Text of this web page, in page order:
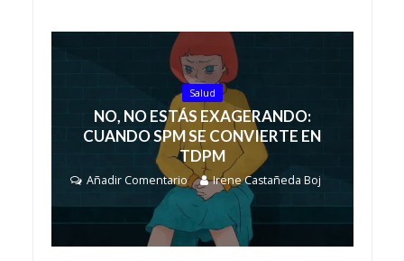
Salud
NO, NO ESTÁS EXAGERANDO:
CUANDO SPM SE CONVIERTE EN
TDPM
Añadir Comentario Irene Castañeda Boj